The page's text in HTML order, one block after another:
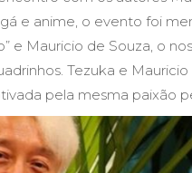
e anime, o evento foi
e Mauricio de Souza, o
Tezuka e
pela mesma paixão